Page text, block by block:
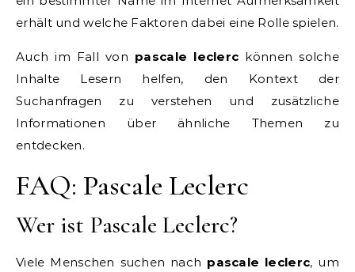
erhält und welche Faktoren dabei eine Rolle spielen.
Auch im Fall von pascale leclerc können solche
Inhalte Lesern helfen, den Kontext der
Suchanfragen zu verstehen und zusätzliche
Informationen über ähnliche Themen zu
entdecken.
FAQ: Pascale Leclerc
Wer ist Pascale Leclerc?
Viele Menschen suchen nach pascale leclerc, um